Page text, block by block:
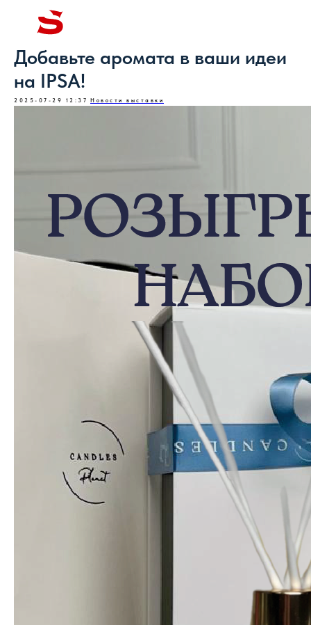
Добавьте аромата в ваши идеи
на IPSA!
2025-07-29 12:37 Новости выставки